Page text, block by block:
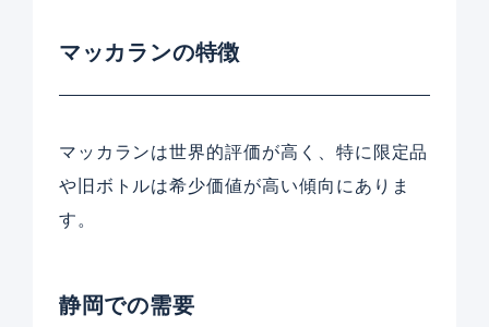
マッカランの特徴
マッカランは世界的評価が高く、特に限定品
や旧ボトルは希少価値が高い傾向にありま
す。
静岡での需要